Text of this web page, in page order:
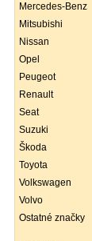
Mercedes-Benz
Mitsubishi
Nissan
Opel
Peugeot
Renault
Seat
Suzuki
Škoda
Toyota
Volkswagen
Volvo
Ostatné značky